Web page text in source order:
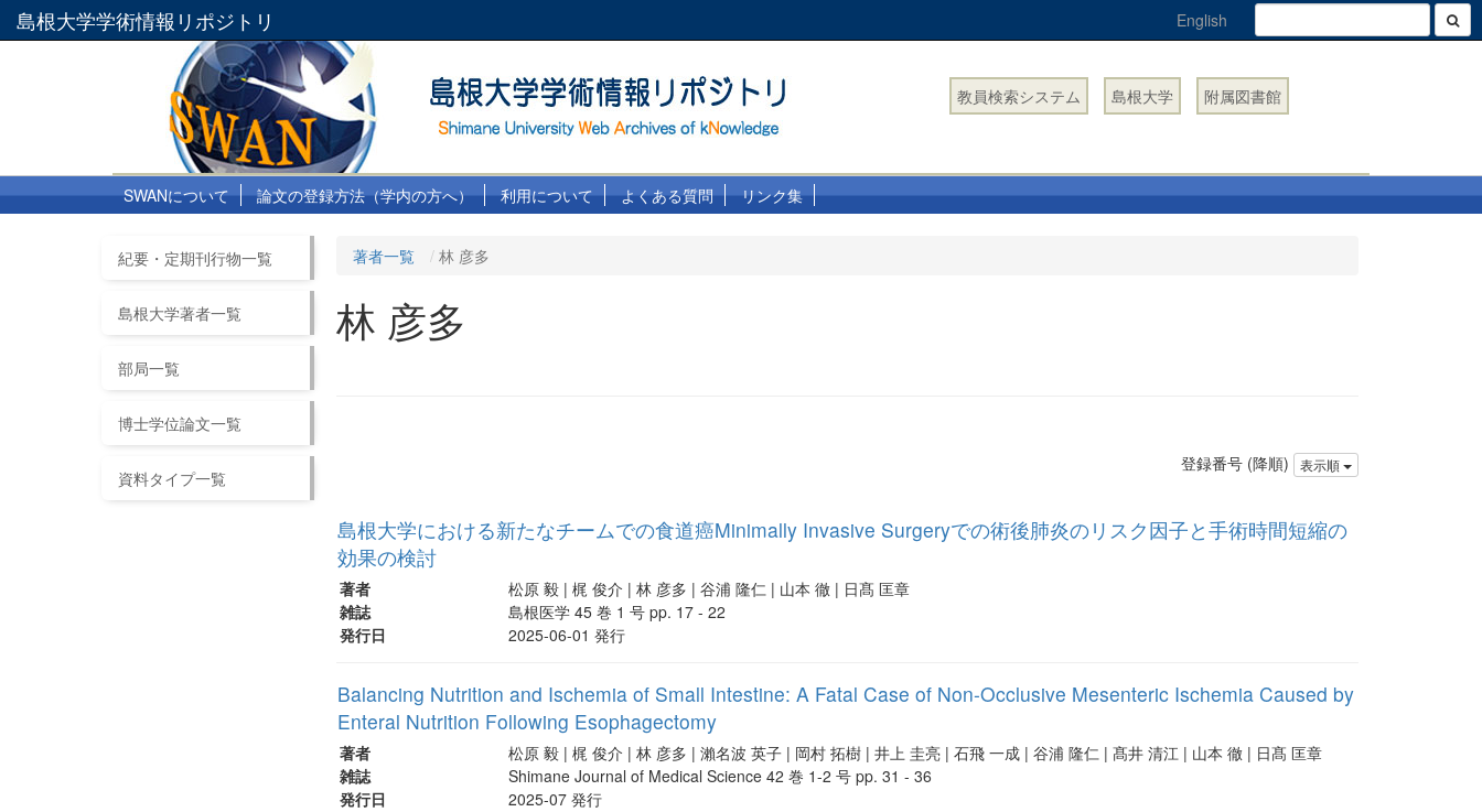
島根大学学術情報リポジトリ English
教員検索システム 島根大学 附属図書館
SWANについて 論文の登録方法（学内の方へ） 利用について よくある質問 リンク集
紀要・定期刊行物一覧
島根大学著者一覧
部局一覧
博士学位論文一覧
資料タイプ一覧
著者一覧 林 彦多
林 彦多
登録番号 (降順) 表示順
島根大学における新たなチームでの食道癌Minimally Invasive Surgeryでの術後肺炎のリスク因子と手術時間短縮の
効果の検討
著者
松原 毅 | 梶 俊介 | 林 彦多 | 谷浦 隆仁 | 山本 徹 | 日髙 匡章
雑誌
島根医学 45 巻 1 号 pp. 17 - 22
発行日
2025-06-01 発行
Balancing Nutrition and Ischemia of Small Intestine: A Fatal Case of Non-Occlusive Mesenteric Ischemia Caused by
Enteral Nutrition Following Esophagectomy
著者
松原 毅 | 梶 俊介 | 林 彦多 | 瀨名波 英子 | 岡村 拓樹 | 井上 圭亮 | 石飛 一成 | 谷浦 隆仁 | 髙井 清江 | 山本 徹 | 日髙 匡章
雑誌
Shimane Journal of Medical Science 42 巻 1-2 号 pp. 31 - 36
発行日
2025-07 発行